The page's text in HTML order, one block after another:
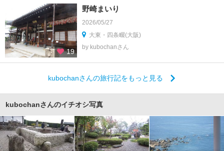
19
野崎まいり
2026/05/27
大東・四条畷(大阪)
by kubochanさん
kubochanさんの旅行記をもっと見る
kubochanさんのイチオシ写真